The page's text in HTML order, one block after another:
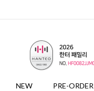
NEW PRE-ORDER